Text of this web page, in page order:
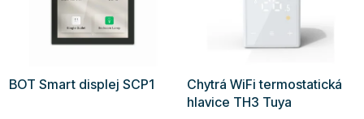
BOT Smart displej SCP1
Chytrá WiFi termostatická
hlavice TH3 Tuya